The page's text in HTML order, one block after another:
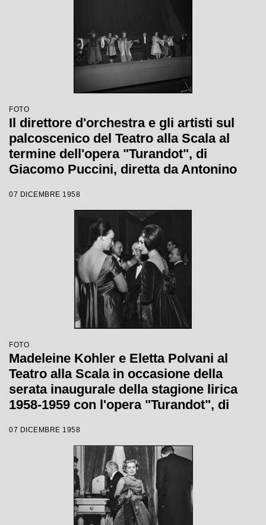
FOTO
Il direttore d'orchestra e gli artisti sul
palcoscenico del Teatro alla Scala al
termine dell'opera "Turandot", di
Giacomo Puccini, diretta da Antonino
Wallmann, che inaugura la stagione
lirica 1958-1959
07 DICEMBRE 1958
FOTO
Madeleine Kohler e Eletta Polvani al
Teatro alla Scala in occasione della
serata inaugurale della stagione lirica
1958-1959 con l'opera "Turandot", di
Votto con la regia di Margherita
07 DICEMBRE 1958